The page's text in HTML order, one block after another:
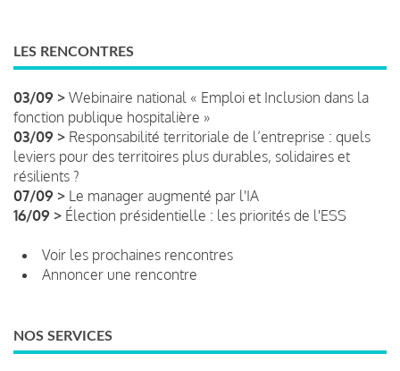
LES RENCONTRES
03/09 > Webinaire national « Emploi et Inclusion dans la
fonction publique hospitalière »
03/09 > Responsabilité territoriale de l’entreprise : quels
leviers pour des territoires plus durables, solidaires et
résilients ?
07/09 > Le manager augmenté par l'IA
16/09 > Élection présidentielle : les priorités de l'ESS
Voir les prochaines rencontres
Annoncer une rencontre
NOS SERVICES